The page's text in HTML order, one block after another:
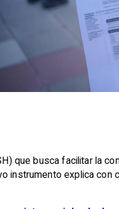
que busca facilitar la
instrumento explica